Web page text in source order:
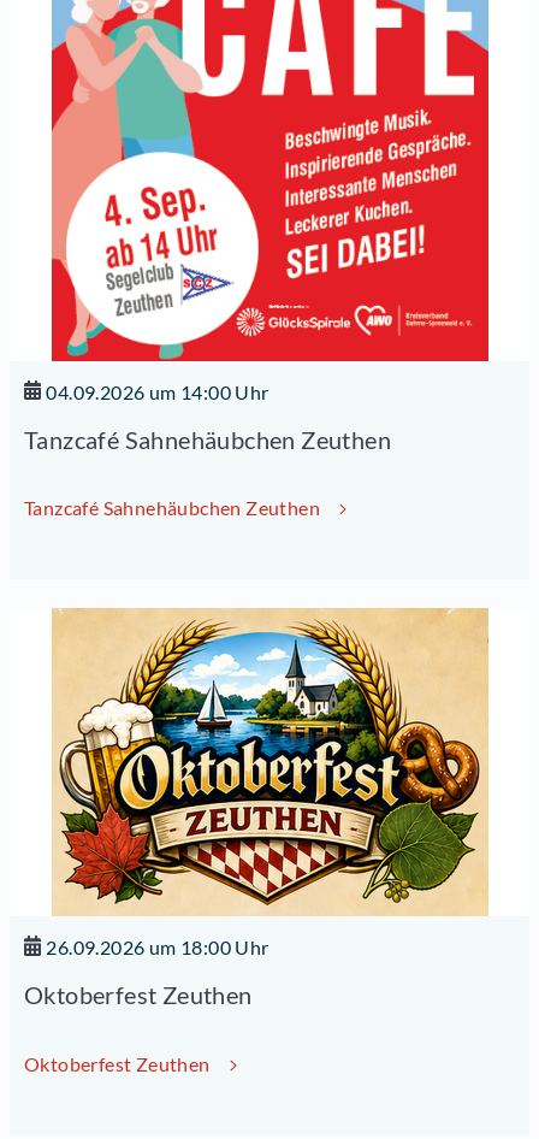
04.09.2026 um 14:00 Uhr
Tanzcafé Sahnehäubchen Zeuthen
Tanzcafé Sahnehäubchen Zeuthen
26.09.2026 um 18:00 Uhr
Oktoberfest Zeuthen
Oktoberfest Zeuthen